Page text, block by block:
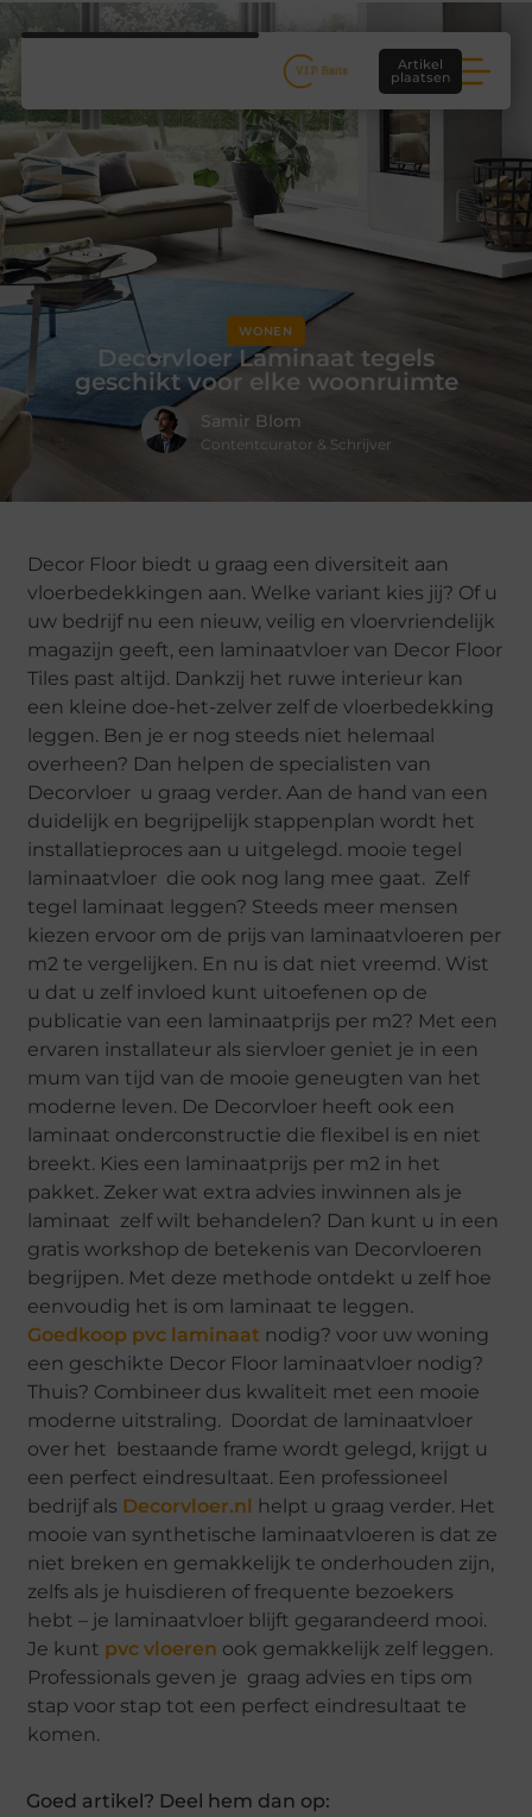
Artikel
plaatsen
WONEN
Decorvloer Laminaat tegels
geschikt voor elke woonruimte
Samir Blom
Contentcurator & Schrijver
Decor Floor biedt u graag een diversiteit aan
vloerbedekkingen aan. Welke variant kies jij? Of u
uw bedrijf nu een nieuw, veilig en vloervriendelijk
magazijn geeft, een laminaatvloer van Decor Floor
Tiles past altijd. Dankzij het ruwe interieur kan
een kleine doe-het-zelver zelf de vloerbedekking
leggen. Ben je er nog steeds niet helemaal
overheen? Dan helpen de specialisten van
Decorvloer u graag verder. Aan de hand van een
duidelijk en begrijpelijk stappenplan wordt het
installatieproces aan u uitgelegd. mooie tegel
laminaatvloer die ook nog lang mee gaat. Zelf
tegel laminaat leggen? Steeds meer mensen
kiezen ervoor om de prijs van laminaatvloeren per
m2 te vergelijken. En nu is dat niet vreemd. Wist
u dat u zelf invloed kunt uitoefenen op de
publicatie van een laminaatprijs per m2? Met een
ervaren installateur als siervloer geniet je in een
mum van tijd van de mooie geneugten van het
moderne leven. De Decorvloer heeft ook een
laminaat onderconstructie die flexibel is en niet
breekt. Kies een laminaatprijs per m2 in het
pakket. Zeker wat extra advies inwinnen als je
laminaat zelf wilt behandelen? Dan kunt u in een
gratis workshop de betekenis van Decorvloeren
begrijpen. Met deze methode ontdekt u zelf hoe
eenvoudig het is om laminaat te leggen.
Goedkoop pvc laminaat nodig? voor uw woning
een geschikte Decor Floor laminaatvloer nodig?
Thuis? Combineer dus kwaliteit met een mooie
moderne uitstraling. Doordat de laminaatvloer
over het bestaande frame wordt gelegd, krijgt u
een perfect eindresultaat. Een professioneel
bedrijf als Decorvloer.nl helpt u graag verder. Het
mooie van synthetische laminaatvloeren is dat ze
niet breken en gemakkelijk te onderhouden zijn,
zelfs als je huisdieren of frequente bezoekers
hebt – je laminaatvloer blijft gegarandeerd mooi.
Je kunt pvc vloeren ook gemakkelijk zelf leggen.
Professionals geven je graag advies en tips om
stap voor stap tot een perfect eindresultaat te
komen.
Goed artikel? Deel hem dan op: